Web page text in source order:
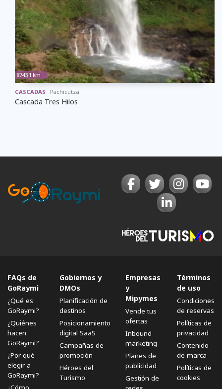
8743,1 km
CASCADAS Pachicutza
Cascada Tres Hilos
FAQs de
GoRaymi
¿Qué es
GoRaymi?
¿Quiénes
hacen
GoRaymi?
¿Por qué
elegir a
GoRaymi?
Gobiernos y
DMOs
Planificación de
destinos
Posicionamiento
digital SaaS
Campañas de
promoción
Héroes del
Turismo
Empresas
y
Mipymes
Vende tus
ofertas
Inbound
marketing
Planes de
publicidad
Gestión de
Términos
de uso
Condiciones
de reservas
Políticas de
privacidad
Contenido
de marca
Políticas de
cookies